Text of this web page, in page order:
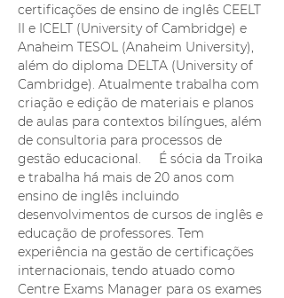
certificações de ensino de inglês CEELT
II e ICELT (University of Cambridge) e
Anaheim TESOL (Anaheim University),
além do diploma DELTA (University of
Cambridge). Atualmente trabalha com
criação e edição de materiais e planos
de aulas para contextos bilíngues, além
de consultoria para processos de
gestão educacional.     É sócia da Troika
e trabalha há mais de 20 anos com
ensino de inglês incluindo
desenvolvimentos de cursos de inglês e
educação de professores. Tem
experiência na gestão de certificações
internacionais, tendo atuado como
Centre Exams Manager para os exames